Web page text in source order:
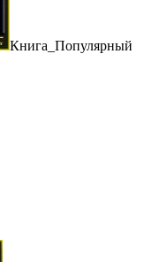
Книга_Популярный